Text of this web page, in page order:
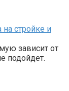
на стройке и
зависит от
подойдет.